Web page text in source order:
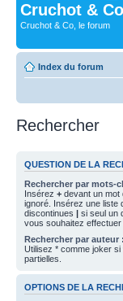
Cruchot & Co
Cruchot & Co, le forum
Index du forum
Rechercher
QUESTION DE LA
Rechercher par mots-
Insérez + devant un mot
ignoré. Insérez une liste
discontinues | si seul un
vous souhaitez
Rechercher par auteur :
Utilisez * comme joker
partielles.
OPTIONS DE LA